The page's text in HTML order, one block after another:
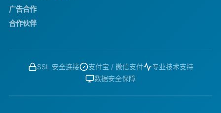
广告合作
合作伙伴
SSL 安全连接 支付宝 / 微信支付
专业技术支持
数据安全保障